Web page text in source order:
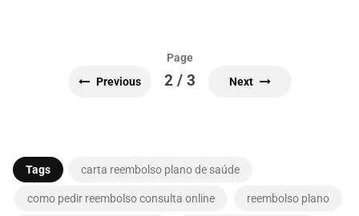
Previous
Page
2 / 3 Next
Tags carta reembolso plano de saúde
como pedir reembolso consulta online reembolso plano